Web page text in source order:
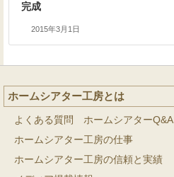
完成
2015年3月1日
ホームシアター工房とは
よくある質問 ホームシアターQ&A
ホームシアター工房の仕事
ホームシアター工房の信頼と実績